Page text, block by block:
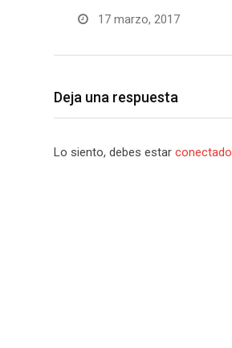
17 marzo, 2017
Deja una respuesta
Lo siento, debes estar conectado